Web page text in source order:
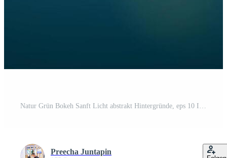
Natur Grün Bokeh Sanft Licht abstrakt Hintergründe, eps 10 Illustration Bokeh Partikel, Hintergründe Dekoration Pro Vektor
Preecha Juntapin